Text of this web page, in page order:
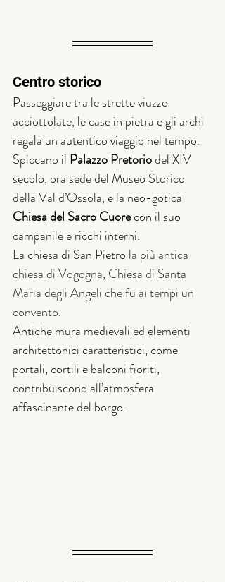
Centro storico
Passeggiare tra le strette viuzze
acciottolate, le case in pietra e gli archi
regala un autentico viaggio nel tempo.
Spiccano il Palazzo Pretorio del XIV
secolo, ora sede del Museo Storico
della Val d’Ossola, e la neo-gotica
Chiesa del Sacro Cuore con il suo
campanile e ricchi interni.
La chiesa di San Pietro la più antica
chiesa di Vogogna, Chiesa di Santa
Maria degli Angeli che fu ai tempi un
convento.
Antiche mura medievali ed elementi
architettonici caratteristici, come
portali, cortili e balconi fioriti,
contribuiscono all’atmosfera
affascinante del borgo.